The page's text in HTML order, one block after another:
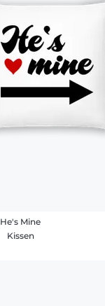
He's Mine
Kissen